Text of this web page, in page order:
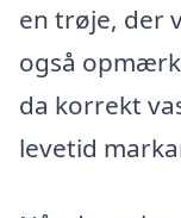
en trøje, der
også
da korrekt
levetid